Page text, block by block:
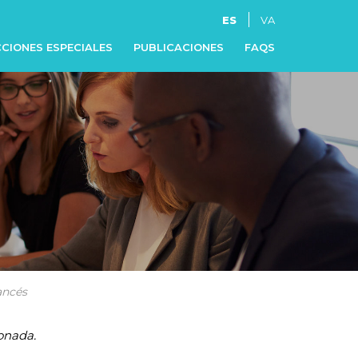
ES VA
ESPECIALES PUBLICACIONES FAQS